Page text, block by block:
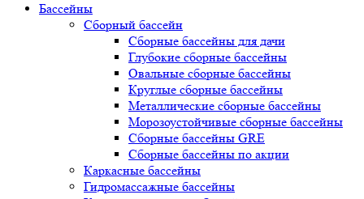
Бассейны
Сборный бассейн
Сборные бассейны для дачи
Глубокие сборные бассейны
Овальные сборные бассейны
Круглые сборные бассейны
Металлические сборные бассейны
Морозоустойчивые сборные бассейны
Сборные бассейны GRE
Сборные бассейны по акции
Каркасные бассейны
Гидромассажные бассейны